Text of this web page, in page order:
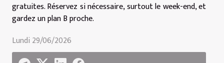
gratuites. Réservez si nécessaire, surtout le week-end, et
gardez un plan B proche.
Lundi 29/06/2026